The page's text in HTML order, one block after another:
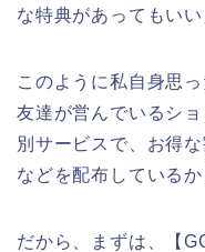
な特典があってもい
このように私自身思
友達が営んでいるシ
別サービスで、お得
などを配布しているか
だから、まずは、【